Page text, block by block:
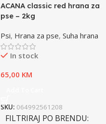
ACANA classic red hrana za
pse – 2kg
Psi, Hrana za pse, Suha hrana
In stock
65,00 KM
SKU: 064992561208
FILTRIRAJ PO BRENDU